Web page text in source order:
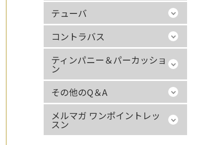
テューバ
コントラバス
ティンパニー＆パーカッショ
ン
その他のQ＆A
メルマガ ワンポイントレッ
スン